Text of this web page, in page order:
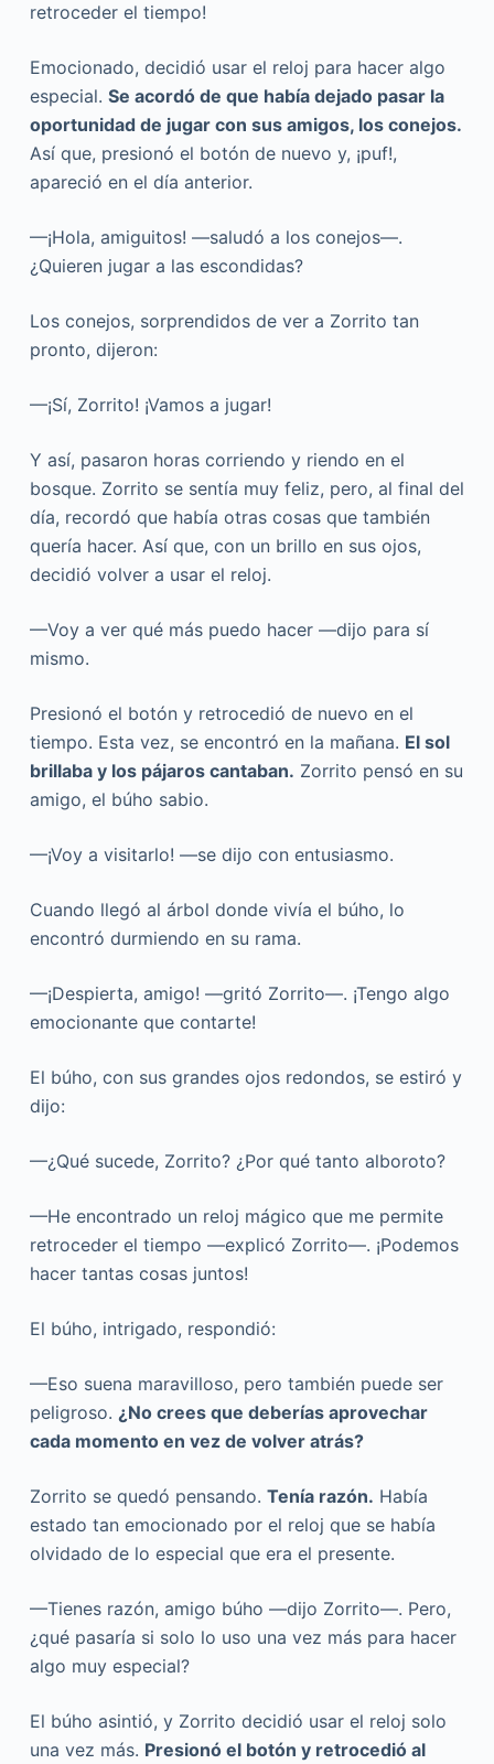
retroceder el tiempo!
Emocionado, decidió usar el reloj para hacer algo
especial. Se acordó de que había dejado pasar la
oportunidad de jugar con sus amigos, los conejos.
Así que, presionó el botón de nuevo y, ¡puf!,
apareció en el día anterior.
—¡Hola, amiguitos! —saludó a los conejos—.
¿Quieren jugar a las escondidas?
Los conejos, sorprendidos de ver a Zorrito tan
pronto, dijeron:
—¡Sí, Zorrito! ¡Vamos a jugar!
Y así, pasaron horas corriendo y riendo en el
bosque. Zorrito se sentía muy feliz, pero, al final del
día, recordó que había otras cosas que también
quería hacer. Así que, con un brillo en sus ojos,
decidió volver a usar el reloj.
—Voy a ver qué más puedo hacer —dijo para sí
mismo.
Presionó el botón y retrocedió de nuevo en el
tiempo. Esta vez, se encontró en la mañana. El sol
brillaba y los pájaros cantaban. Zorrito pensó en su
amigo, el búho sabio.
—¡Voy a visitarlo! —se dijo con entusiasmo.
Cuando llegó al árbol donde vivía el búho, lo
encontró durmiendo en su rama.
—¡Despierta, amigo! —gritó Zorrito—. ¡Tengo algo
emocionante que contarte!
El búho, con sus grandes ojos redondos, se estiró y
dijo:
—¿Qué sucede, Zorrito? ¿Por qué tanto alboroto?
—He encontrado un reloj mágico que me permite
retroceder el tiempo —explicó Zorrito—. ¡Podemos
hacer tantas cosas juntos!
El búho, intrigado, respondió:
—Eso suena maravilloso, pero también puede ser
peligroso. ¿No crees que deberías aprovechar
cada momento en vez de volver atrás?
Zorrito se quedó pensando. Tenía razón. Había
estado tan emocionado por el reloj que se había
olvidado de lo especial que era el presente.
—Tienes razón, amigo búho —dijo Zorrito—. Pero,
¿qué pasaría si solo lo uso una vez más para hacer
algo muy especial?
El búho asintió, y Zorrito decidió usar el reloj solo
una vez más. Presionó el botón y retrocedió al